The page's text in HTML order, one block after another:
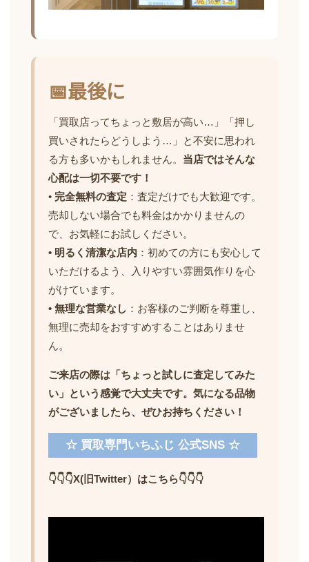
📅最後に
「買取店ってちょっと敷居が高い…」「押し
買いされたらどうしよう…」と不安に思われ
る方も多いかもしれません。 当店ではそんな
心配は一切不要です！
• 完全無料の査定 ：査定だけでも大歓迎です。
売却しない場合でも料金はかかりませんの
で、お気軽にお試しください。
• 明るく清潔な店内 ：初めての方にも安心して
いただけるよう、入りやすい雰囲気作りを心
がけています。
• 無理な営業なし ：お客様のご判断を尊重し、
無理に売却をおすすめすることはありませ
ん。
ご来店の際は「ちょっと試しに査定してみた
い」という感覚で大丈夫です。気になる品物
がございましたら、ぜひお持ちください！
☆ 買取専門いちふじ 公式SNS ☆
👇👇👇X(旧Twitter）はこちら👇👇👇